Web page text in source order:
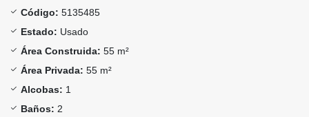
Código: 5135485
Estado: Usado
Área Construida: 55 m²
Área Privada: 55 m²
Alcobas: 1
Baños: 2